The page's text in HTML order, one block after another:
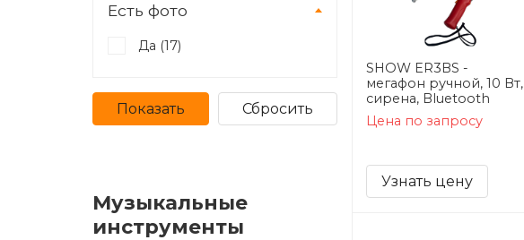
Есть фото
Да (17)
Музыкальные
инструменты
SHOW ER3BS -
мегафон ручной, 10 Вт,
сирена, Bluetooth
Цена по запросу
Узнать цену